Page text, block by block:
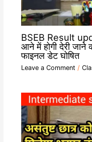
BSEB Result
आने में होगी देरी
फाइनल डेट घोषित
Leave a Comment /